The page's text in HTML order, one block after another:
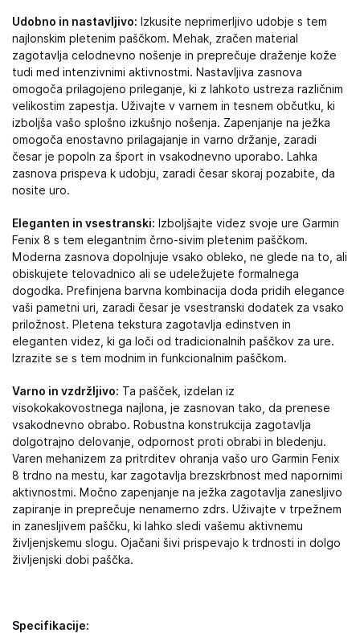
Udobno in nastavljivo: Izkusite neprimerljivo udobje s tem
najlonskim pletenim paščkom. Mehak, zračen material
zagotavlja celodnevno nošenje in preprečuje draženje kože
tudi med intenzivnimi aktivnostmi. Nastavljiva zasnova
omogoča prilagojeno prileganje, ki z lahkoto ustreza različnim
velikostim zapestja. Uživajte v varnem in tesnem občutku, ki
izboljša vašo splošno izkušnjo nošenja. Zapenjanje na ježka
omogoča enostavno prilagajanje in varno držanje, zaradi
česar je popoln za šport in vsakodnevno uporabo. Lahka
zasnova prispeva k udobju, zaradi česar skoraj pozabite, da
nosite uro.
Eleganten in vsestranski: Izboljšajte videz svoje ure Garmin
Fenix 8 s tem elegantnim črno-sivim pletenim paščkom.
Moderna zasnova dopolnjuje vsako obleko, ne glede na to, ali
obiskujete telovadnico ali se udeležujete formalnega
dogodka. Prefinjena barvna kombinacija doda pridih elegance
vaši pametni uri, zaradi česar je vsestranski dodatek za vsako
priložnost. Pletena tekstura zagotavlja edinstven in
eleganten videz, ki ga loči od tradicionalnih paščkov za ure.
Izrazite se s tem modnim in funkcionalnim paščkom.
Varno in vzdržljivo: Ta pašček, izdelan iz
visokokakovostnega najlona, je zasnovan tako, da prenese
vsakodnevno obrabo. Robustna konstrukcija zagotavlja
dolgotrajno delovanje, odpornost proti obrabi in bledenju.
Varen mehanizem za pritrditev ohranja vašo uro Garmin Fenix
8 trdno na mestu, kar zagotavlja brezskrbnost med napornimi
aktivnostmi. Močno zapenjanje na ježka zagotavlja zanesljivo
zapiranje in preprečuje nenamerno zdrs. Uživajte v trpežnem
in zanesljivem paščku, ki lahko sledi vašemu aktivnemu
življenjskemu slogu. Ojačani šivi prispevajo k trdnosti in dolgo
življenjski dobi paščka.
Specifikacije: